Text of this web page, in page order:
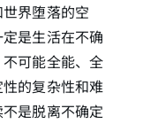
界堕落的空
是生活在不确
可能全能、全
的复杂性和难
是脱离不确定